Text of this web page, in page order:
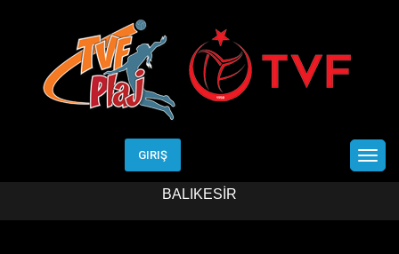
Etkinlik Detay
TÜRKİYE KULÜPLER ŞAMPİYONASI ->
BALIKESİR